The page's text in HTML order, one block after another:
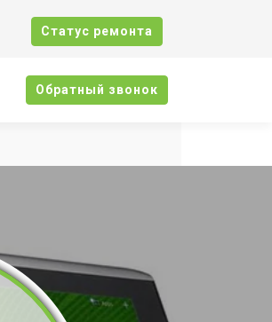
Cтатус ремонта
Oбратный звонок